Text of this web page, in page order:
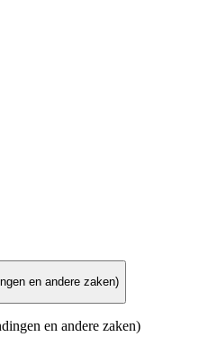
en andere zaken)
en andere zaken)